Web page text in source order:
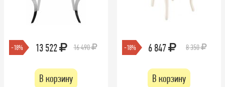
-18% 13 522 16 490
В корзину
-18% 6 847 8 350
В корзину